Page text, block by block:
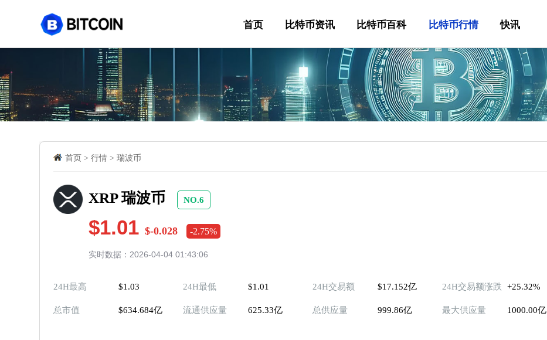
首页 比特币资讯 比特币百科 比特币行情 快讯
首页 >行情 >瑞波币
XRP 瑞波币 NO.6
$1.01$-0.028 -2.75%
实时数据：2026-04-04 01:43:06
24H最高 $1.03 24H最低 $1.01 24H交易额 $17.152亿 24H交易额涨跌 +25.32%
总市值 $634.684亿 流通供应量 625.33亿 总供应量 999.86亿 最大供应量 1000.00亿